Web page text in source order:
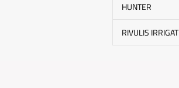
HUNTER
RIVULIS